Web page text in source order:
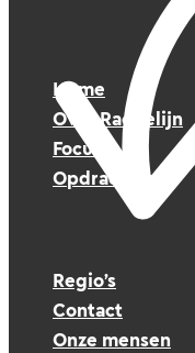
Home
Over Raedelijn
Focus
Opdrachten
Regio’s
Contact
Onze mensen